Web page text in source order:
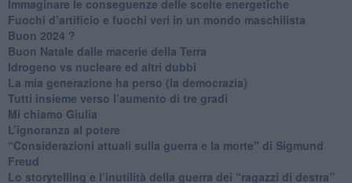
Immaginare le conseguenze delle scelte energetiche
​Fuochi d’artificio e fuochi veri in un mondo maschilista
Buon 2024 ?
​Buon Natale dalle macerie della Terra
​Idrogeno vs nucleare ed altri dubbi
​La mia generazione ha perso (la democrazia)
​Tutti insieme verso l’aumento di tre gradi
Mi chiamo Giulia
L’ignoranza al potere
​“Considerazioni attuali sulla guerra e la morte" di Sigmund
Freud
​Lo storytelling e l’inutilità della guerra dei “ragazzi di destra”